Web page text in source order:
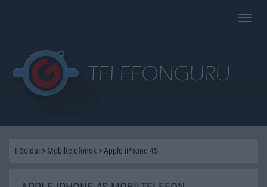
Toggle
Főoldal > Mobiltelefonok > Apple iPhone 4S